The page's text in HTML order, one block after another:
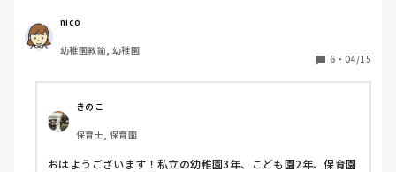
なかったり、「子どもはかわいいけど、1人でゆっくりした
い」と話す友達など、様々な友達、保護者の方を見て、リフ
レッシュで預けられる場を作りたいと思っています。託児所
方、メリット、デメリットなど教えていただけたら、嬉しい
また、幼稚園でしか、働いていないので、保育所で乳児さん
を保育する経験や施設面なども学ぶためにも、何年か働くべ
きかなと思っています。
nico
幼稚園教諭, 幼稚園
6 ・ 04/15
きのこ
保育士, 保育園
おはようございます！私立の幼稚園3年、こども園2年、保育園